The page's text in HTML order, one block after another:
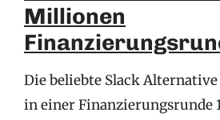
Millionen
Die beliebte Slack Alternative
in einer Finanzierungsrunde